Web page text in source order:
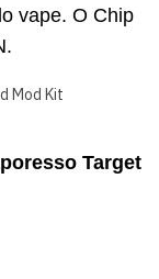
vape. O Chip
Target